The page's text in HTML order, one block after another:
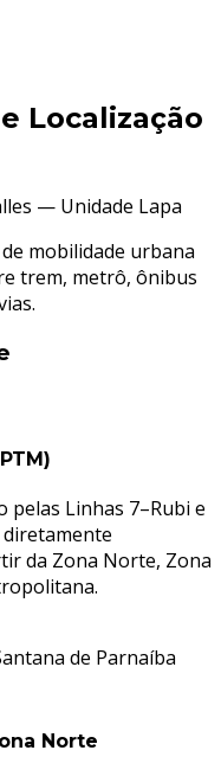
Localização
— Unidade Lapa
mobilidade urbana
trem, metrô, ônibus
pelas Linhas 7–Rubi e
diretamente
da Zona Norte, Zona
de Parnaíba
Norte